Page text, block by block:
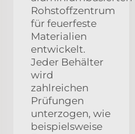
Rohstoffzentrum
für feuerfeste
Materialien
entwickelt.
Jeder Behälter
wird
zahlreichen
Prüfungen
unterzogen, wie
beispielsweise